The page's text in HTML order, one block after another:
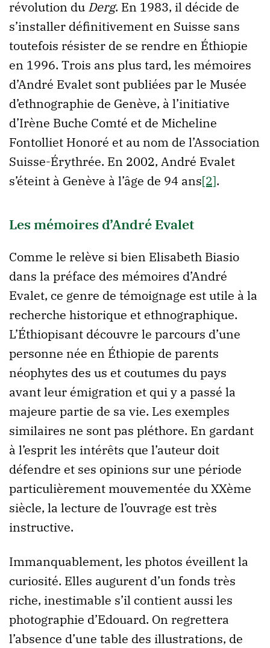
révolution du Derg. En 1983, il décide de
s’installer définitivement en Suisse sans
toutefois résister de se rendre en Éthiopie
en 1996. Trois ans plus tard, les mémoires
d’André Evalet sont publiées par le Musée
d’ethnographie de Genève, à l’initiative
d’Irène Buche Comté et de Micheline
Fontolliet Honoré et au nom de l’Association
Suisse-Érythrée. En 2002, André Evalet
s’éteint à Genève à l’âge de 94 ans[2].
Les mémoires d’André Evalet
Comme le relève si bien Elisabeth Biasio
dans la préface des mémoires d’André
Evalet, ce genre de témoignage est utile à la
recherche historique et ethnographique.
L’Éthiopisant découvre le parcours d’une
personne née en Éthiopie de parents
néophytes des us et coutumes du pays
avant leur émigration et qui y a passé la
majeure partie de sa vie. Les exemples
similaires ne sont pas pléthore. En gardant
à l’esprit les intérêts que l’auteur doit
défendre et ses opinions sur une période
particulièrement mouvementée du XXème
siècle, la lecture de l’ouvrage est très
instructive.
Immanquablement, les photos éveillent la
curiosité. Elles augurent d’un fonds très
riche, inestimable s’il contient aussi les
photographie d’Edouard. On regrettera
l’absence d’une table des illustrations, de